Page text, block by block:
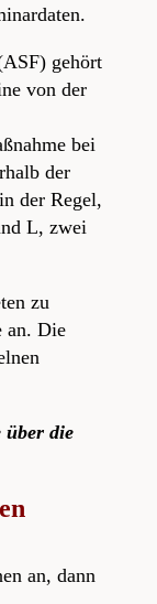
gehört
von der
bei
der
der Regel,
L, zwei
zu
an. Die
über die
an, dann